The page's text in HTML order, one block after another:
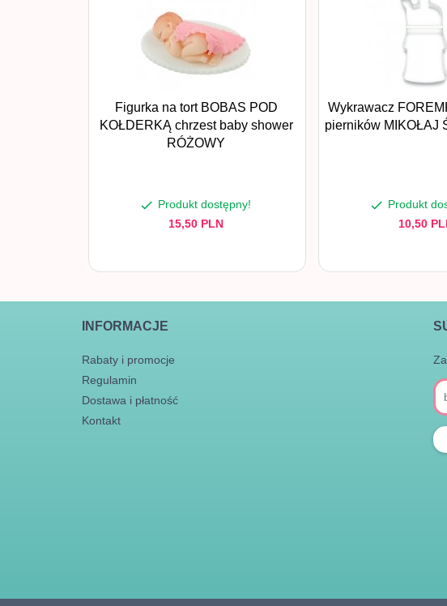
Figurka na tort BOBAS POD
KOŁDERKĄ chrzest baby shower
RÓŻOWY
Produkt dostępny!
15,50 PLN
Wykrawacz
pierników MIKOŁAJ
Produkt
10,50
INFORMACJE
Rabaty i promocje
Regulamin
Dostawa i płatność
Kontakt